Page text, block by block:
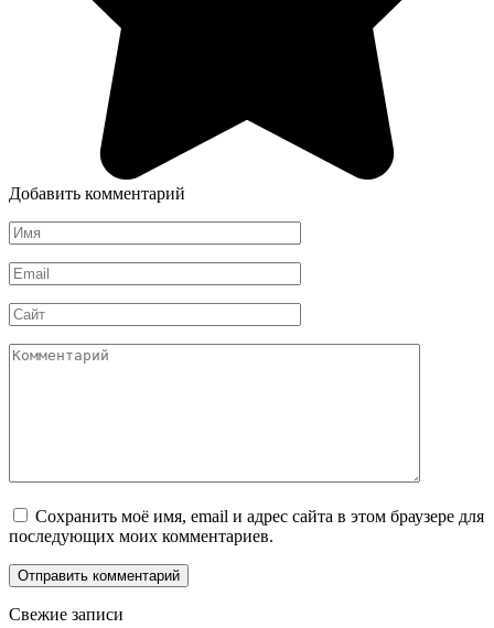
Добавить комментарий
Имя
*
Email
*
Сайт
Комментарий
Сохранить моё имя, email и адрес сайта в этом браузере для
последующих моих комментариев.
Свежие записи